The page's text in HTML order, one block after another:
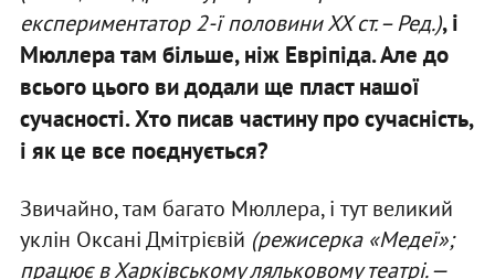
експериментатор 2-ї половини ХХ ст. – Ред.), і
Мюллера там більше, ніж Евріпіда. Але до
всього цього ви додали ще пласт нашої
сучасності. Хто писав частину про сучасність,
і як це все поєднується?
Звичайно, там багато Мюллера, і тут великий
уклін Оксані Дмітрієвій (режисерка «Медеї»;
працює в Харківському ляльковому театрі. —